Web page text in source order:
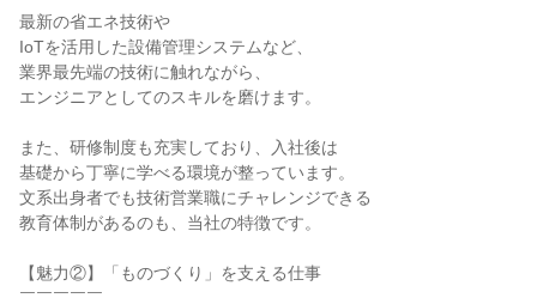
最新の省エネ技術や
IoTを活用した設備管理システムなど、
業界最先端の技術に触れながら、
エンジニアとしてのスキルを磨けます。
また、研修制度も充実しており、入社後は
基礎から丁寧に学べる環境が整っています。
文系出身者でも技術営業職にチャレンジできる
教育体制があるのも、当社の特徴です。
【魅力②】「ものづくり」を支える仕事
￣￣￣￣￣